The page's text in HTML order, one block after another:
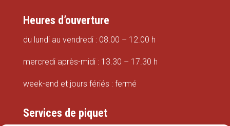
Heures d’ouverture
du lundi au vendredi : 08.00 – 12.00 h
mercredi après-midi : 13.30 – 17.30 h
week-end et jours fériés : fermé
Services de piquet